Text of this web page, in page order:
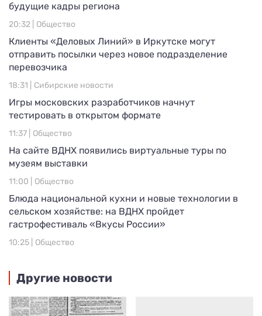
будущие кадры региона
20:32 | Общество
Клиенты «Деловых Линий» в Иркутске могут
отправить посылки через новое подразделение
перевозчика
18:31 | Сибирские новости
Игры московских разработчиков начнут
тестировать в открытом формате
11:37 | Общество
На сайте ВДНХ появились виртуальные туры по
музеям выставки
11:00 | Общество
Блюда национальной кухни и новые технологии в
сельском хозяйстве: на ВДНХ пройдет
гастрофестиваль «Вкусы России»
10:25 | Общество
Другие новости